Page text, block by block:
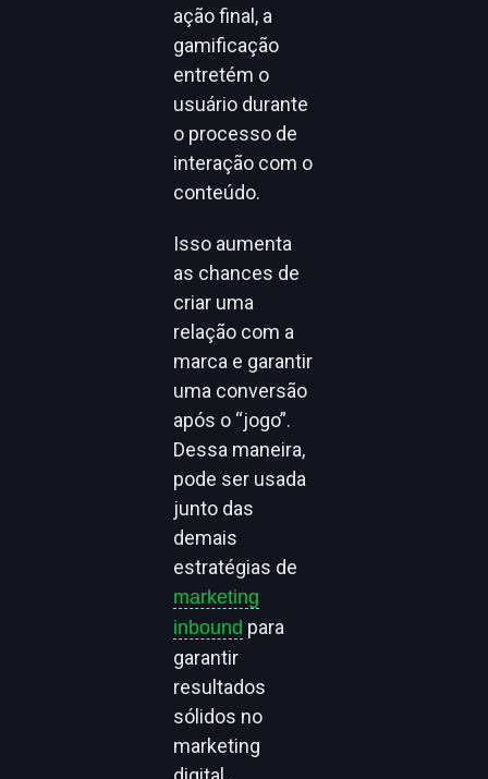
ação final, a
gamificação
entretém o
usuário durante
o processo de
interação com o
conteúdo.
Isso aumenta
as chances de
criar uma
relação com a
marca e garantir
uma conversão
após o “jogo”.
Dessa maneira,
pode ser usada
junto das
demais
estratégias de
marketing
inbound para
garantir
resultados
sólidos no
marketing